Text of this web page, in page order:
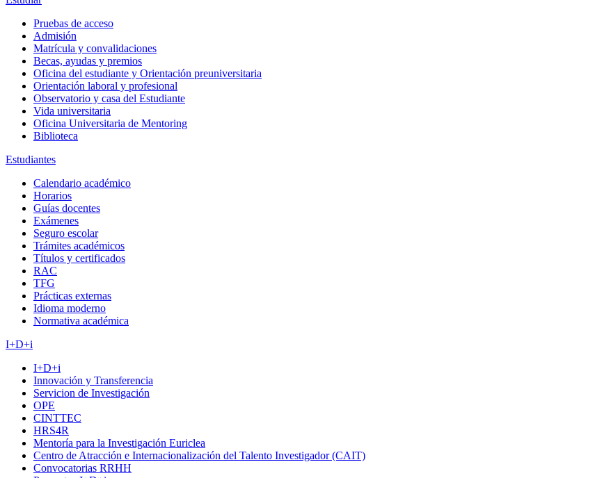
Pruebas de acceso
Admisión
Matrícula y convalidaciones
Becas, ayudas y premios
Oficina del estudiante y Orientación preuniversitaria
Orientación laboral y profesional
Observatorio y casa del Estudiante
Vida universitaria
Oficina Universitaria de Mentoring
Biblioteca
Estudiantes
Calendario académico
Horarios
Guías docentes
Exámenes
Seguro escolar
Trámites académicos
Títulos y certificados
RAC
TFG
Prácticas externas
Idioma moderno
Normativa académica
I+D+i
I+D+i
Innovación y Transferencia
Servicion de Investigación
OPE
CINTTEC
HRS4R
Mentoría para la Investigación Euriclea
Centro de Atracción e Internacionalización del Talento Investigador (CAIT)
Convocatorias RRHH